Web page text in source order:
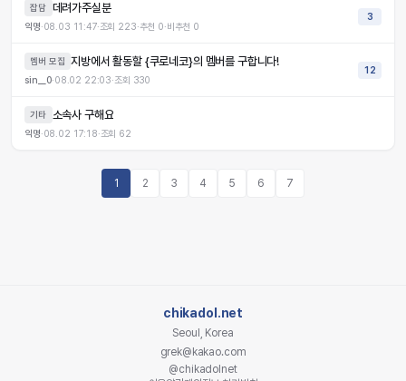
잡담 데려가주실분
익명·08.03 11:47·조회 223·추천 0·비추천 0
3
멤버 모집 지방에서 활동할 {쿠로네코}의 멤버를 구합니다!
sin__0·08.02 22:03·조회 330
12
기타 소속사 구해요
익명·08.02 17:18·조회 62
1 2 3 4 5 6 7
chikadol.net
Seoul, Korea
grek@kakao.com
@chikadolnet